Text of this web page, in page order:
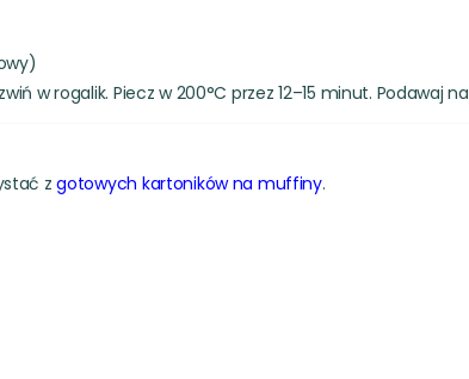
w rogalik. Piecz w 200°C przez 12–15 minut. Podawaj na
zgotowych kartoników na muffiny.